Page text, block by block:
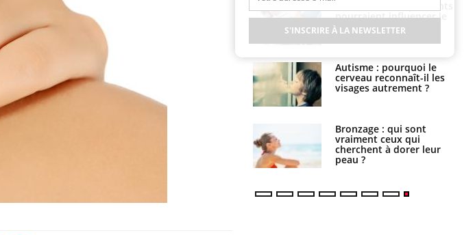
protègent-ils aussi les os
?
Cytomégalovirus : ce qui
change dans la prise en
charge des femmes
enceintes
La sieste empêche-t-elle
de dormir la nuit ?
pourraient influencer le
poids des enfants
Autisme : pourquoi le
cerveau reconnaît-il les
visages autrement ?
Bronzage : qui sont
vraiment ceux qui
cherchent à dorer leur
peau ?
S'INSCRIRE À LA NEWSLETTER